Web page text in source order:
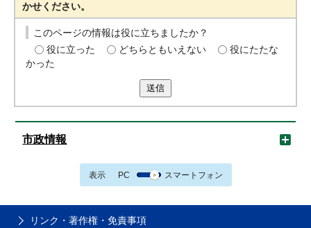
かせください。
このページの情報は役に立ちましたか？
役に立った
どちらともいえない
役にたたな
かった
送信
市政情報
表示 PC スマートフォン
リンク・著作権・免責事項